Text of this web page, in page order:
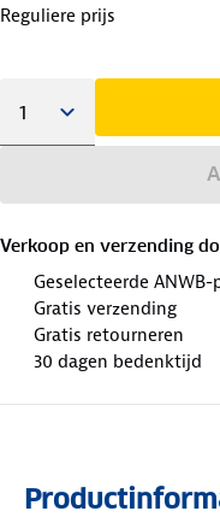
Reguliere prijs
Verkoop en verzending
Geselecteerde
Gratis verzending
Gratis retourneren
30 dagen bedenktijd